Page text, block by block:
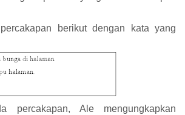
berikut dengan kata yang
percakapan, Ale mengungkapkan